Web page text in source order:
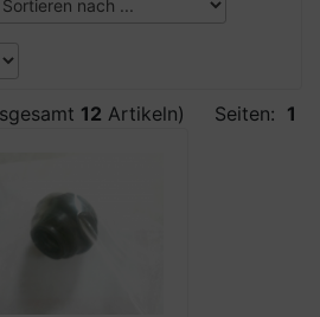
12 Artikeln) Seiten: 1